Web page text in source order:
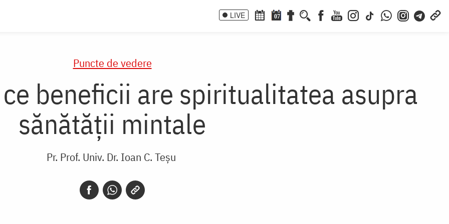
LIVE 07
Puncte de vedere
beneficii are spiritualitatea asupra
sănătății mintale
Pr. Prof. Univ. Dr. Ioan C. Teșu